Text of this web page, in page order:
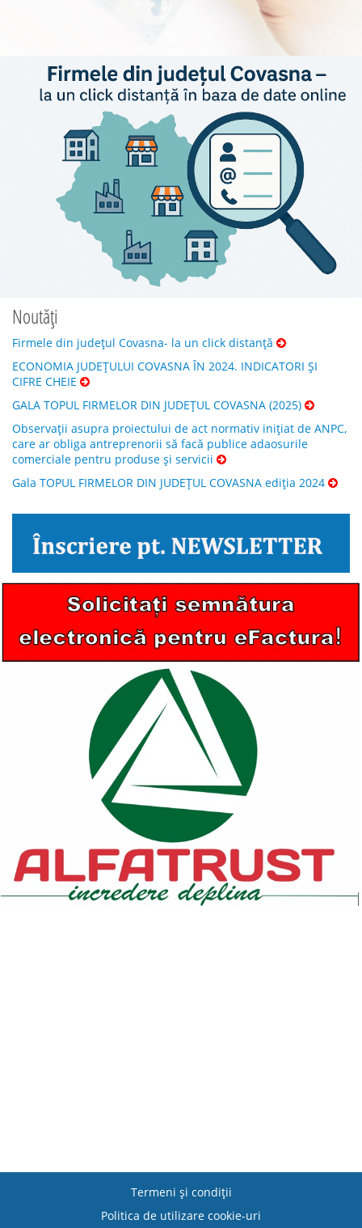
Noutăți
Firmele din județul Covasna- la un click distanță
ECONOMIA JUDEȚULUI COVASNA ÎN 2024. INDICATORI ȘI
CIFRE CHEIE
GALA TOPUL FIRMELOR DIN JUDEȚUL COVASNA (2025)
Observații asupra proiectului de act normativ inițiat de ANPC,
care ar obliga antreprenorii să facă publice adaosurile
comerciale pentru produse și servicii
Gala TOPUL FIRMELOR DIN JUDEȚUL COVASNA ediția 2024
Termeni şi condiţii
Politica de utilizare cookie-uri